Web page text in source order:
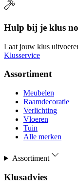
Hulp bij je klus
Laat jouw klus
Klusservice
Assortiment
Meubelen
Raamdecoratie
Verlichting
Vloeren
Tuin
Alle merken
Assortiment
Klusadvies